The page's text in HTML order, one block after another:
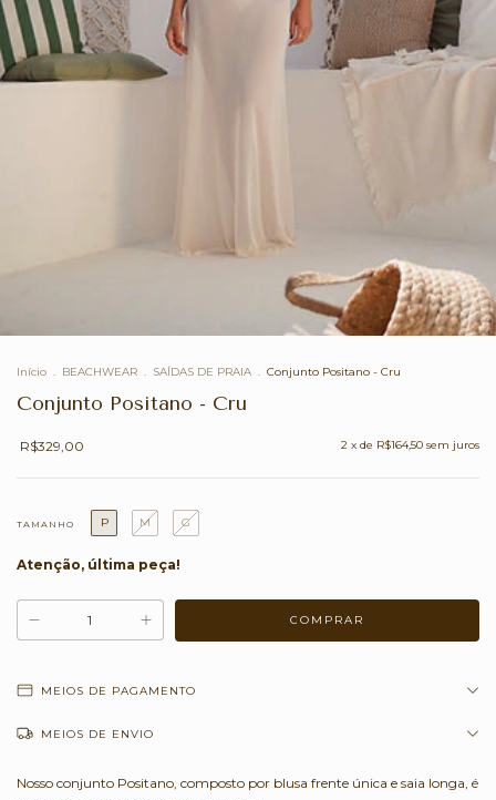
Início . BEACHWEAR . SAÍDAS DE PRAIA . Conjunto Positano - Cru
Conjunto Positano - Cru
R$329,00 2 x de R$164,50 sem juros
TAMANHO P M G
Atenção, última peça!
MEIOS DE PAGAMENTO
MEIOS DE ENVIO
Nosso conjunto Positano, composto por blusa frente única e saia longa, é